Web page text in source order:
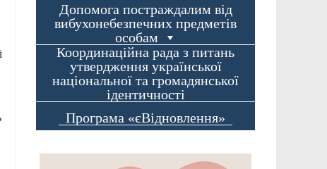
Допомога постраждалим від
вибухонебезпечних предметів
особам
Координаційна рада з питань
утвердження української
національної та громадянської
ідентичності
Програма «єВідновлення»